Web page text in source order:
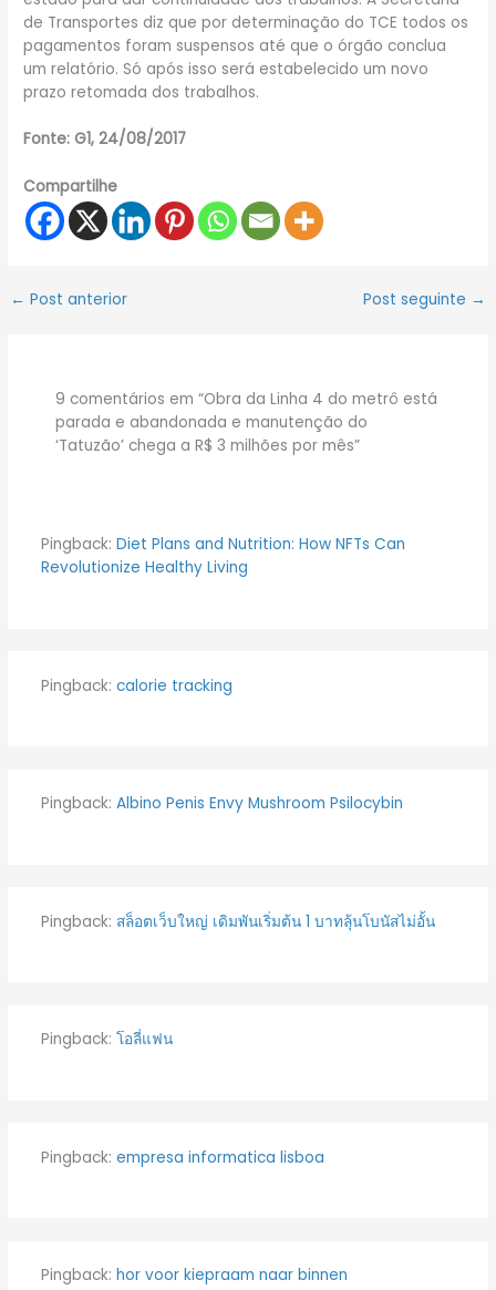
de Transportes diz que por determinação do TCE todos os
pagamentos foram suspensos até que o órgão conclua
um relatório. Só após isso será estabelecido um novo
prazo retomada dos trabalhos.
Fonte: G1, 24/08/2017
Compartilhe
← Post anterior Post seguinte →
9 comentários em “Obra da Linha 4 do metrô está
parada e abandonada e manutenção do
‘Tatuzão’ chega a R$ 3 milhões por mês”
Pingback: Diet Plans and Nutrition: How NFTs Can
Revolutionize Healthy Living
Pingback: calorie tracking
Pingback: Albino Penis Envy Mushroom Psilocybin
Pingback: สล็อตเว็บใหญ่ เดิมพันเริ่มต้น 1 บาทลุ้นโบนัสไม่อั้น
Pingback: โอลี่แฟน
Pingback: empresa informatica lisboa
Pingback: hor voor kiepraam naar binnen